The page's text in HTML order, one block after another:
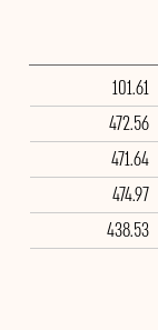
101.61
472.56
471.64
474.97
438.53